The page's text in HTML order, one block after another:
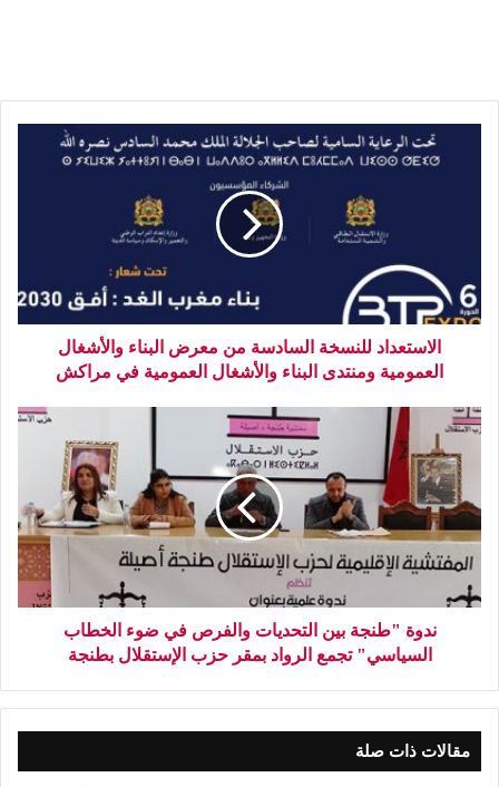
الاستعداد للنسخة السادسة من معرض البناء والأشغال
العمومية ومنتدى البناء والأشغال العمومية في مراكش
ندوة "طنجة بين التحديات والفرص في ضوء الخطاب
السياسي" تجمع الرواد بمقر حزب الإستقلال بطنجة
مقالات ذات صلة